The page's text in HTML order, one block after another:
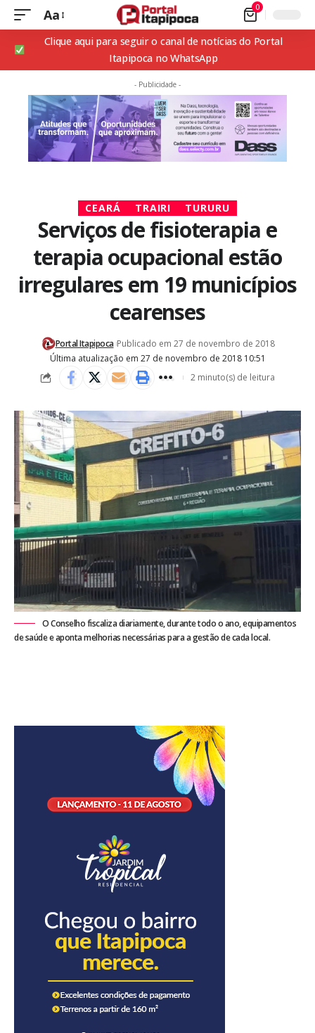
Aa 0
Clique aqui para seguir o canal de notícias do Portal
Itapipoca no WhatsApp
- Publicidade -
CEARÁ TRAIRI TURURU
Serviços de fisioterapia e
terapia ocupacional estão
irregulares em 19 municípios
cearenses
Última atualização em 27 de novembro de 2018 10:51
Portal Itapipoca Publicado em 27 de novembro de 2018
2 minuto(s) de leitura
O Conselho fiscaliza diariamente, durante todo o ano, equipamentos
de saúde e aponta melhorias necessárias para a gestão de cada local.